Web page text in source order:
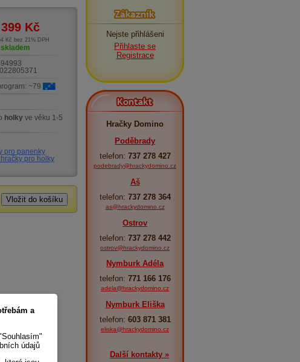
Kč
Kč bez 21% DPH
skladem
~79
holky ve věku 1-5
pro panenky
pro holky
Zákazník
Nejste přihlášeni
Přihlaste se
Registrace
Kontakt
Hračky Domino
Poděbrady
telefon: 737 278 427
podebrady@hrackydomino.cz
Aš
telefon: 737 278 364
as@hrackydomino.cz
Ostrov
telefon: 737 278 442
ostrov@hrackydomino.cz
Nymburk Adéla
telefon: 771 166 176
adela@hrackydomino.cz
Nymburk Eliška
telefon: 603 871 381
eliska@hrackydomino.cz
Další kontakty »
a
údajů